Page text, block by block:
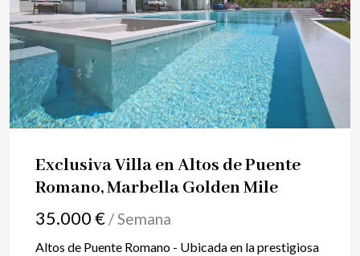
Exclusiva Villa en Altos de Puente
Romano, Marbella Golden Mile
35.000 € / Semana
Altos de Puente Romano - Ubicada en la prestigiosa